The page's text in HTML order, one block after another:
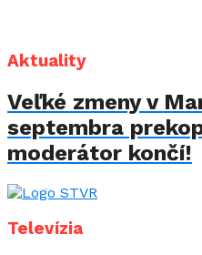
Aktuality
Veľké zmeny v
septembra
moderátor končí!
Televízia